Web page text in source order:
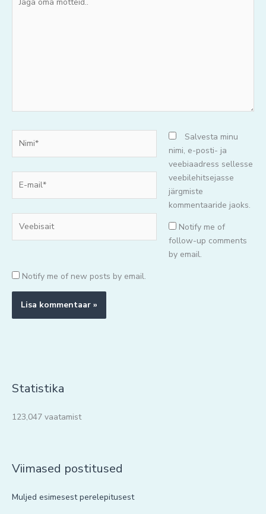
oma
mail*
Salvesta minu
nimi, e-posti- ja
veebiaadress sellesse
veebilehitsejasse
järgmiste
kommentaaride jaoks.
Notify me of
follow-up comments
by email.
Notify me of new posts by email.
Statistika
123,047 vaatamist
Viimased postitused
Muljed esimesest perelepitusest